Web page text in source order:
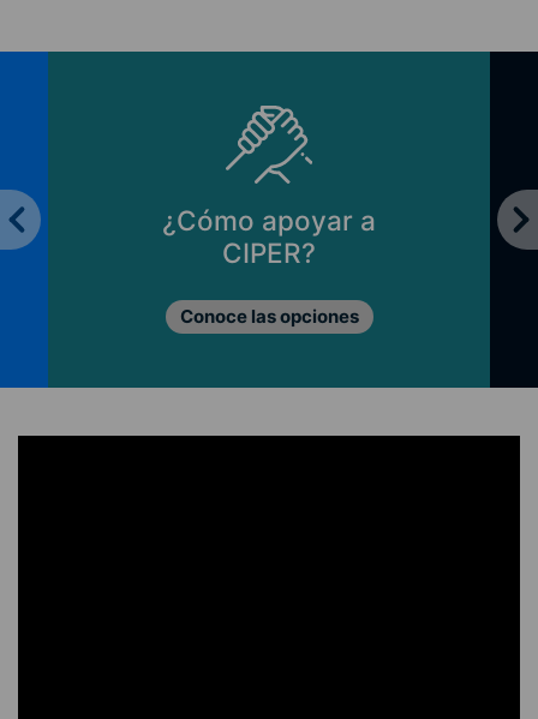
¿Cómo apoyar a
CIPER?
Conoce las opciones